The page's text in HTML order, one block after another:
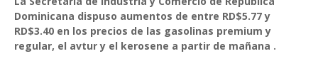
Dominicana dispuso aumentos de entre RD$5.77 y
RD$3.40 en los precios de las gasolinas premium y
regular, el avtur y el kerosene a partir de mañana .